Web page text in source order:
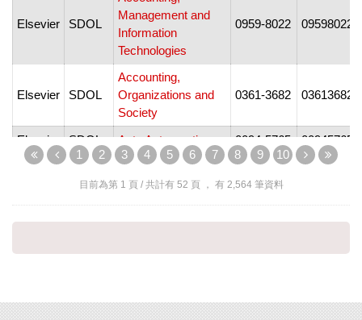
Elsevier SDOL
Management and
Information
Technologies
0959-8022 09598022
Elsevier SDOL
Accounting,
Organizations and
Society
0361-3682 03613682
Elsevier SDOL Acta Astronautica 0094-5765 00945765
Elsevier SDOL Acta Biomaterialia 1742-7061 17427061
Elsevier SDOL 1872-2032 18722032
Sinica
Elsevier SDOL Acta Materialia 1359-6454 13596454
1 2 3 4 5 6 7 8 9 10
目前為第 1 頁 / 共計有 52 頁 ， 有 2,564筆資料